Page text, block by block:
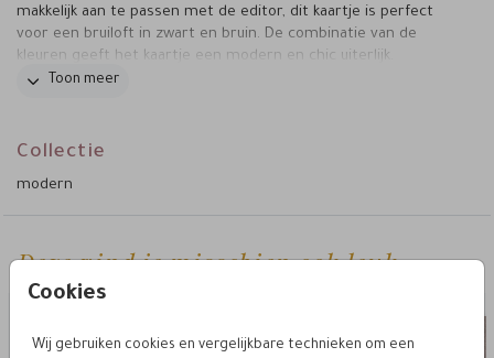
Cookies
Wij gebruiken cookies en vergelijkbare technieken om een
makkelijk aan te passen met de editor, dit kaartje is perfect
voor een bruiloft in zwart en bruin. De combinatie van de
kleuren geeft het kaartje een modern en chic uiterlijk.
Toon meer
Collectie
modern
Deze vind je misschien ook leuk